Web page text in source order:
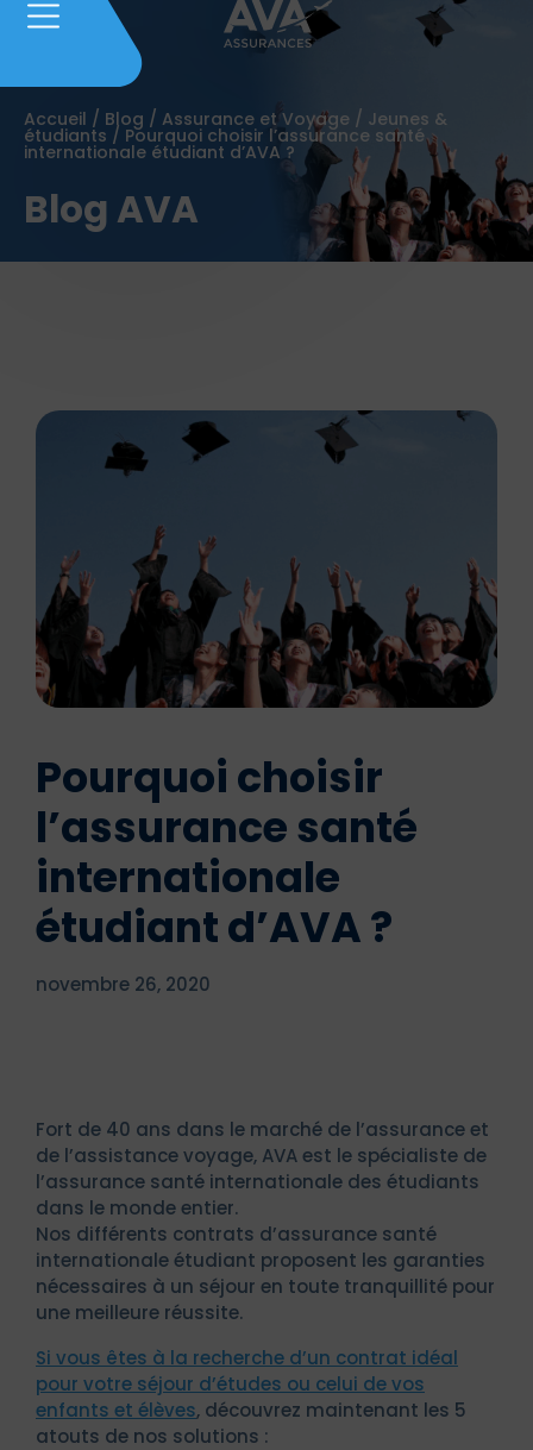
Accueil / Blog / Assurance et Voyage / Jeunes &
étudiants / Pourquoi choisir l’assurance santé
internationale étudiant d’AVA ?
Blog AVA
Pourquoi choisir
l’assurance santé
internationale
étudiant d’AVA ?
novembre 26, 2020
Fort de 40 ans dans le marché de l’assurance et
de l’assistance voyage, AVA est le spécialiste de
l’assurance santé internationale des étudiants
dans le monde entier.
Nos différents contrats d’assurance santé
internationale étudiant proposent les garanties
nécessaires à un séjour en toute tranquillité pour
une meilleure réussite.
Si vous êtes à la recherche d’un contrat idéal
pour votre séjour d’études ou celui de vos
enfants et élèves, découvrez maintenant les 5
atouts de nos solutions :